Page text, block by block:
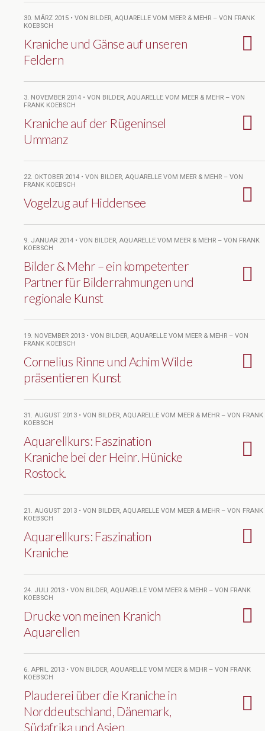
30. MÄRZ 2015 • VON BILDER, AQUARELLE VOM MEER & MEHR – VON FRANK
KOEBSCH
Kraniche und Gänse auf unseren
Feldern
3. NOVEMBER 2014 • VON BILDER, AQUARELLE VOM MEER & MEHR – VON
FRANK KOEBSCH
Kraniche auf der Rügeninsel
Ummanz
22. OKTOBER 2014 • VON BILDER, AQUARELLE VOM MEER & MEHR – VON
FRANK KOEBSCH
Vogelzug auf Hiddensee
9. JANUAR 2014 • VON BILDER, AQUARELLE VOM MEER & MEHR – VON FRANK
KOEBSCH
Bilder & Mehr – ein kompetenter
Partner für Bilderrahmungen und
regionale Kunst
19. NOVEMBER 2013 • VON BILDER, AQUARELLE VOM MEER & MEHR – VON
FRANK KOEBSCH
Cornelius Rinne und Achim Wilde
präsentieren Kunst
31. AUGUST 2013 • VON BILDER, AQUARELLE VOM MEER & MEHR – VON FRANK
KOEBSCH
Aquarellkurs: Faszination
Kraniche bei der Heinr. Hünicke
Rostock.
21. AUGUST 2013 • VON BILDER, AQUARELLE VOM MEER & MEHR – VON FRANK
KOEBSCH
Aquarellkurs: Faszination
Kraniche
24. JULI 2013 • VON BILDER, AQUARELLE VOM MEER & MEHR – VON FRANK
KOEBSCH
Drucke von meinen Kranich
Aquarellen
6. APRIL 2013 • VON BILDER, AQUARELLE VOM MEER & MEHR – VON FRANK
KOEBSCH
Plauderei über die Kraniche in
Norddeutschland, Dänemark,
Südafrika und Asien